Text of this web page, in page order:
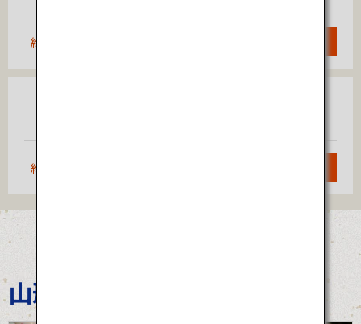
約1時間5分
約1時間40分
山形花笠まつり